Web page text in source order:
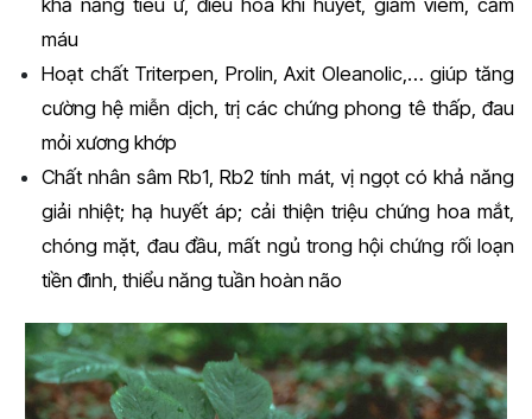
khả năng tiêu ứ, điều hòa khí huyết, giảm viêm, cầm
máu
Hoạt chất Triterpen, Prolin, Axit Oleanolic,… giúp tăng
cường hệ miễn dịch, trị các chứng phong tê thấp, đau
mỏi xương khớp
Chất nhân sâm Rb1, Rb2 tính mát, vị ngọt có khả năng
giải nhiệt; hạ huyết áp; cải thiện triệu chứng hoa mắt,
chóng mặt, đau đầu, mất ngủ trong hội chứng rối loạn
tiền đình, thiểu năng tuần hoàn não